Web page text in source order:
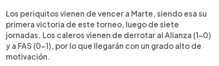
Los periquitos vienen de vencer a Marte, siendo esa su
primera victoria de este torneo, luego de siete
jornadas. Los caleros vienen de derrotar al Alianza (1-0)
y a FAS (0-1), por lo que llegarán con un grado alto de
motivación.